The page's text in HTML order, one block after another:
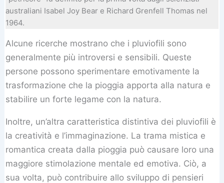
australiani Isabel Joy Bear e Richard Grenfell Thomas nel
1964.
Alcune ricerche mostrano che i pluviofili sono
generalmente più introversi e sensibili. Queste
persone possono sperimentare emotivamente la
trasformazione che la pioggia apporta alla natura e
stabilire un forte legame con la natura.
Inoltre, un’altra caratteristica distintiva dei pluviofili è
la creatività e l’immaginazione. La trama mistica e
romantica creata dalla pioggia può causare loro una
maggiore stimolazione mentale ed emotiva. Ciò, a
sua volta, può contribuire allo sviluppo di pensieri